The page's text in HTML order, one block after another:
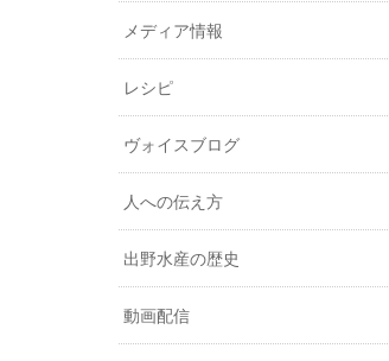
メディア情報
レシピ
ヴォイスブログ
人への伝え方
出野水産の歴史
動画配信